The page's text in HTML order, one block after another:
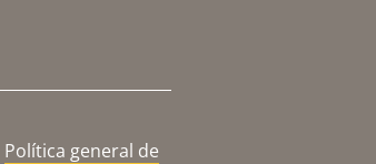
Política general de